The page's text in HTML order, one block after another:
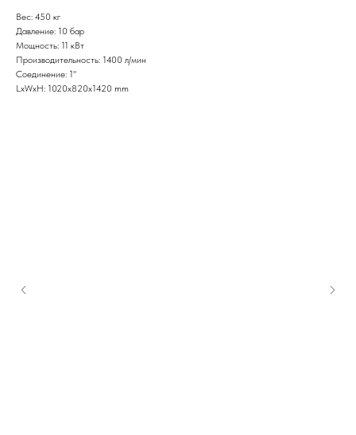
Вес: 450 кг
Давление: 10 бар
Мощность: 11 кВт
Производительность: 1400 л/мин
Соединение: 1"
LxWxH: 1020x820x1420 mm